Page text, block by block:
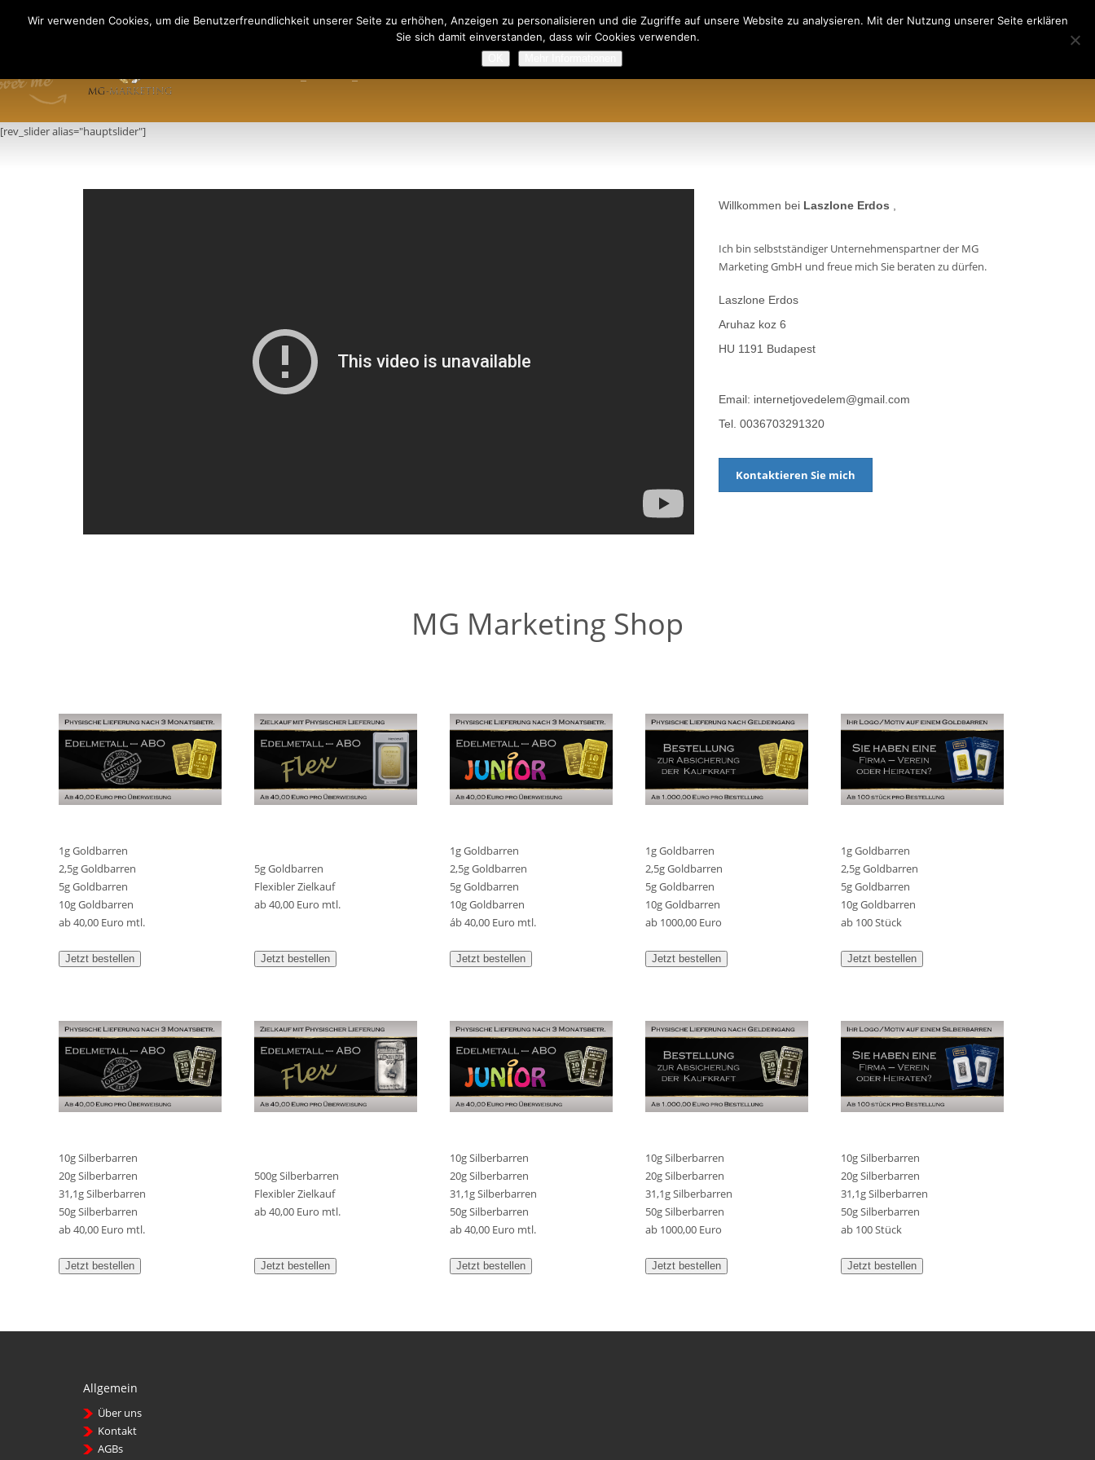
Mo-Fr: 9:00-13:00 Uhr
PREISLISTE TERMINE UP-LOGIN
[rev_slider alias="hauptslider"]
Willkommen bei Laszlone Erdos
Ich bin selbstständiger Unternehmenspartner der MG
Marketing GmbH und freue mich Sie beraten zu dürfen.
Laszlone Erdos
Aruhaz koz 6
HU 1191 Budapest
Email: internetjovedelem@gmail.com
Tel. 0036703291320
Kontaktieren Sie mich
MG Marketing Shop
1g Goldbarren
2,5g Goldbarren
5g Goldbarren
10g Goldbarren
ab 40,00 Euro mtl.
5g Goldbarren
Flexibler Zielkauf
ab 40,00 Euro mtl.
1g Goldbarren
2,5g Goldbarren
5g Goldbarren
10g Goldbarren
áb 40,00 Euro mtl.
1g Goldbarren
2,5g Goldbarren
5g Goldbarren
10g Goldbarren
ab 1000,00 Euro
1g Goldbarren
2,5g Goldbarren
5g Goldbarren
10g Goldbarren
ab 100 Stück
Jetzt bestellen Jetzt bestellen Jetzt bestellen Jetzt bestellen Jetzt bestellen
10g Silberbarren
20g Silberbarren
31,1g Silberbarren
50g Silberbarren
ab 40,00 Euro mtl.
500g Silberbarren
Flexibler Zielkauf
ab 40,00 Euro mtl.
10g Silberbarren
20g Silberbarren
31,1g Silberbarren
50g Silberbarren
ab 40,00 Euro mtl.
10g Silberbarren
20g Silberbarren
31,1g Silberbarren
50g Silberbarren
ab 1000,00 Euro
10g Silberbarren
20g Silberbarren
31,1g Silberbarren
50g Silberbarren
ab 100 Stück
Jetzt bestellen Jetzt bestellen Jetzt bestellen Jetzt bestellen Jetzt bestellen
Allgemein
Über uns
Kontakt
AGBs
Wir verwenden Cookies, um die Benutzerfreundlichkeit unserer Seite zu erhöhen, Anzeigen zu personalisieren und die Zugriffe auf unsere Website zu analysieren. Mit der Nutzung unserer Seite erklären
Sie sich damit einverstanden, dass wir Cookies verwenden.